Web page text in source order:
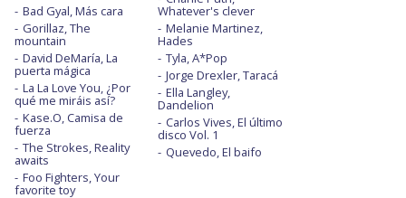
Los restos de esta historia - con Marwan
Malos tiempos para la lírica
Me dejó marchar - con Coque Malla
No mires a los ojos de la gente
Oaxaca - con Dani Fernández
Quiero y quiero - con Shuarma
Bad Gyal, Más cara
Gorillaz, The
mountain
David DeMaría, La
puerta mágica
La La Love You, ¿Por
qué me miráis así?
Kase.O, Camisa de
fuerza
The Strokes, Reality
awaits
Foo Fighters, Your
favorite toy
Whatever's clever
Melanie Martinez,
Hades
Tyla, A*Pop
Jorge Drexler, Taracá
Ella Langley,
Dandelion
Carlos Vives, El último
disco Vol. 1
Quevedo, El baifo